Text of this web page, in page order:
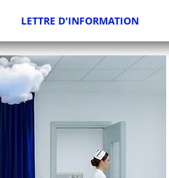
LETTRE D'INFORMATION